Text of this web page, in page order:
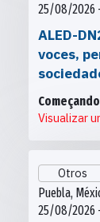
25/08/2026
ALED-
voces,
Visualizar
Otros
Puebla,
25/08/2026